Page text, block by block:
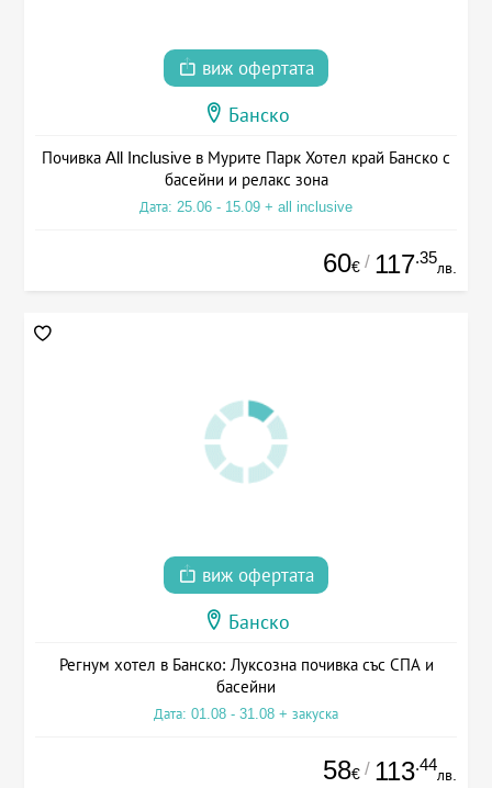
виж офертата
Банско
Почивка All Inclusive в Мурите Парк Хотел край Банско с
басейни и релакс зона
Дата: 25.06 - 15.09 + all inclusive
60€ / 117.35
лв.
виж офертата
Банско
Регнум хотел в Банско: Луксозна почивка със СПА и
басейни
Дата: 01.08 - 31.08 + закуска
58€ / 113.44
лв.